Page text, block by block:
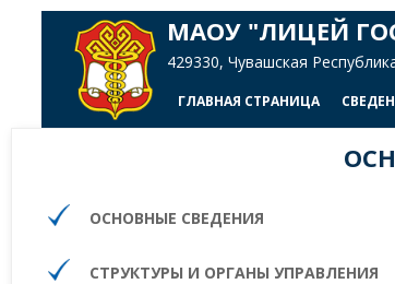
МАОУ "ЛИЦЕЙ
429330, Чувашская
ГЛАВНАЯ СТРАНИЦА
ОСНОВНЫЕ СВЕДЕНИЯ
СТРУКТУРЫ И ОРГАНЫ УПРАВЛЕНИЯ